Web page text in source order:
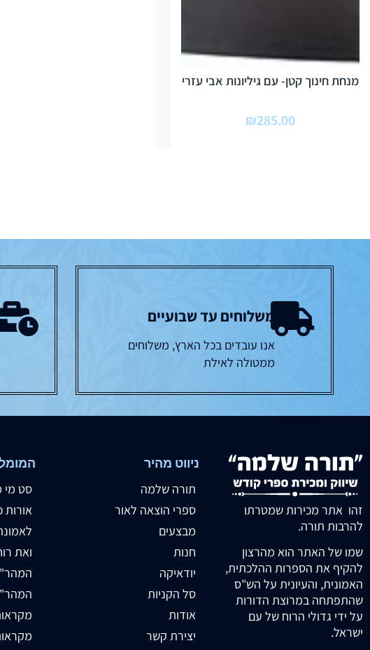
מנחת חינוך קטן- עם גיליונות אבי עזרי
₪285.00
משלוחים עד שבועיים
אנו עובדים בכל הארץ, משלוחים
ממטולה לאילת
זהו אתר מכירות שמטרתו
להרבות תורה.
שמו של האתר הוא מהרצון
להקיף את הספרות ההלכתית,
האמונית, והעיונית על הש"ס
שהתפתחה במרוצת הדורות
על ידי גדולי הרוח של עם
ישראל.
ניווט מהיר
תורה שלמה
ספרי הוצאה לאור
מבצעים
חנות
יודאיקה
סל הקניות
אודות
יצירת קשר
סט מי
אורות
ואת